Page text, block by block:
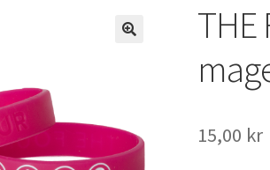
THE
15,00 kr